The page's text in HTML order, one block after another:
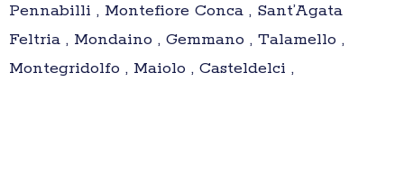
Pennabilli , Montefiore Conca , Sant’Agata
Feltria , Mondaino , Gemmano , Talamello ,
Montegridolfo , Maiolo , Casteldelci ,